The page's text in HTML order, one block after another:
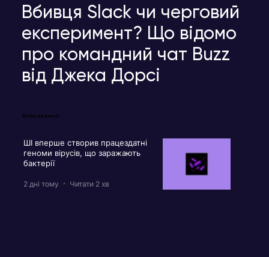
Вбивця Slack чи черговий
експеримент? Що відомо
про командний чат Buzz
від Джека Дорсі
Вибір редакції
ШІ вперше створив працездатні
геноми вірусів, що заражають
бактерії
2 дні тому Читати 2 хв